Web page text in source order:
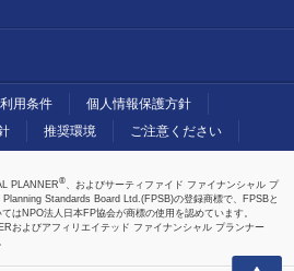
上へ
用条件
個人情報保護方針
推奨環境 ご注意ください
PLANNER®、およびサーティファイド ファイナンシャル プ
Standards Board Ltd.(FPSB)の登録商標で、FPSBと
はNPO法人日本FP協会が商標の使用を認めています。
およびアフィリエイテッド ファイナンシャル プランナー